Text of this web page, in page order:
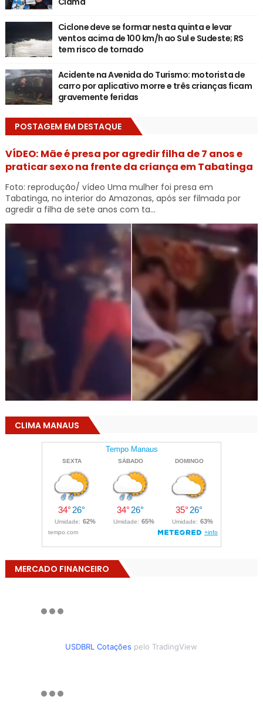
Ciclone deve se formar nesta quinta e levar
ventos acima de 100 km/h ao Sul e Sudeste; RS
tem risco de tornado
Acidente na Avenida do Turismo: motorista de
carro por aplicativo morre e três crianças ficam
gravemente feridas
POSTAGEM EM DESTAQUE
VÍDEO: Mãe é presa por agredir filha de 7 anos e
praticar sexo na frente da criança em Tabatinga
Foto: reprodução/ vídeo Uma mulher foi presa em
Tabatinga, no interior do Amazonas, após ser filmada por
agredir a filha de sete anos com ta...
CLIMA MANAUS
MERCADO FINANCEIRO
USDBRL Cotações pelo TradingView